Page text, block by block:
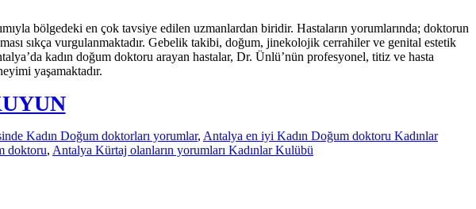
bölgedeki en çok tavsiye edilen uzmanlardan biridir. Hastaların yorumlarında; doktorun
sıkça vurgulanmaktadır. Gebelik takibi, doğum, jinekolojik cerrahiler ve genital estetik
kadın doğum doktoru arayan hastalar, Dr. Ünlü’nün profesyonel, titiz ve hasta
yaşamaktadır.
Kadın Doğum doktorları yorumlar, Antalya en iyi Kadın Doğum doktoru Kadınlar
doktoru, Antalya Kürtaj olanların yorumları Kadınlar Kulübü